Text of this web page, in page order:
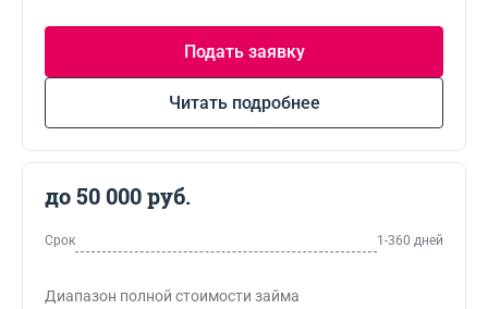
Подать заявку
Читать подробнее
до 50 000 руб.
Срок 1-360 дней
Диапазон полной стоимости займа